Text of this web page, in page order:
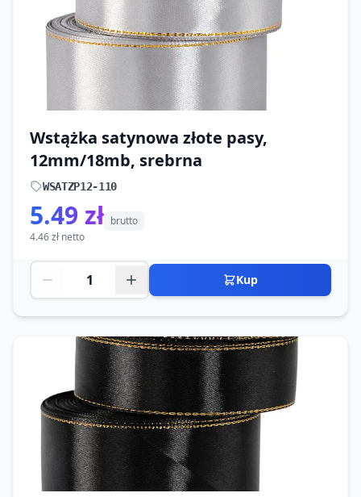
Wstążka satynowa złote pasy,
12mm/18mb, srebrna
WSATZP12-110
5.49 zł brutto
4.46 zł netto
Kup